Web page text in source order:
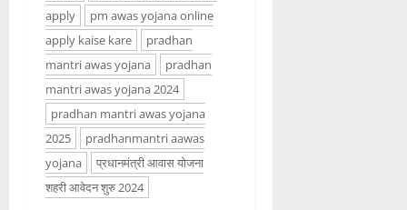
apply
pm awas yojana online
apply kaise kare
pradhan
mantri awas yojana
pradhan
mantri awas yojana 2024
pradhan mantri awas yojana
2025
pradhanmantri aawas
yojana
प्रधानमंत्री आवास योजना
शहरी आवेदन शुरु 2024